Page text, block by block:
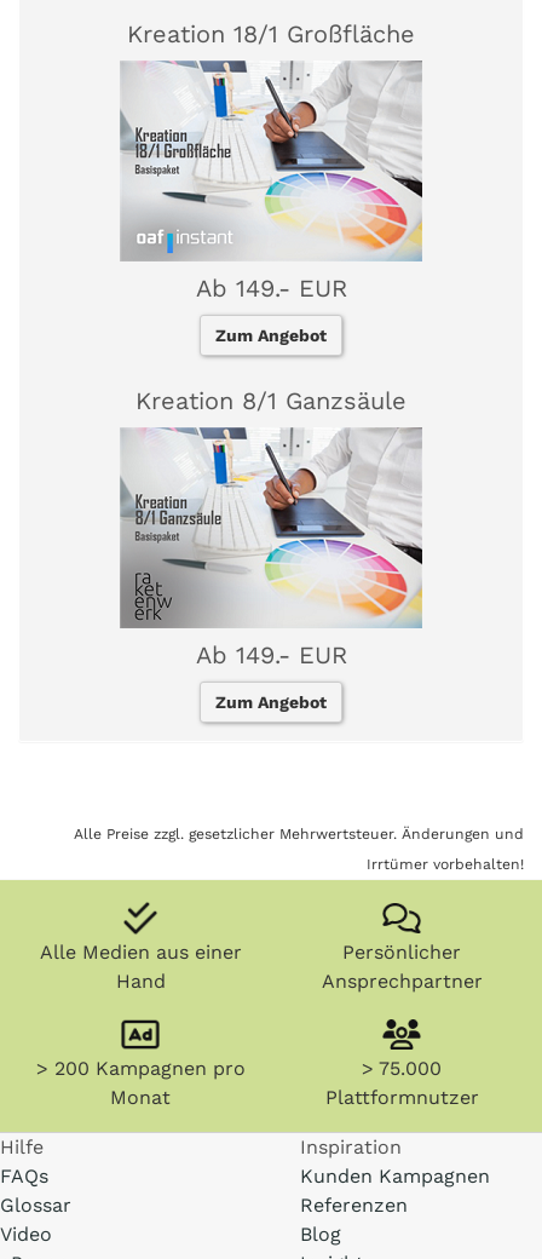
Kreation 18/1 Großfläche
Ab 149.- EUR
Zum Angebot
Kreation 8/1 Ganzsäule
Ab 149.- EUR
Zum Angebot
Alle Preise zzgl. gesetzlicher Mehrwertsteuer. Änderungen und
Irrtümer vorbehalten!
Alle Medien aus einer
Hand
Persönlicher
Ansprechpartner
> 200 Kampagnen pro
Monat
> 75.000
Plattformnutzer
Hilfe
FAQs
Glossar
Video
Inspiration
Kunden Kampagnen
Referenzen
Blog